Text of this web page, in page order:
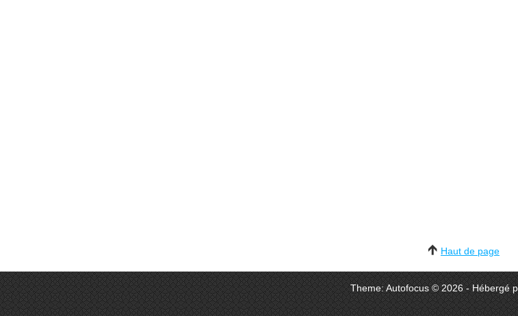
Haut de page
Theme: Autofocus © 2026 - Hébergé